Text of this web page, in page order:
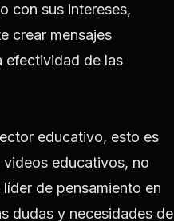
con sus intereses,
crear mensajes
efectividad de las
educativo, esto es
educativos, no
de pensamiento en
dudas y necesidades de